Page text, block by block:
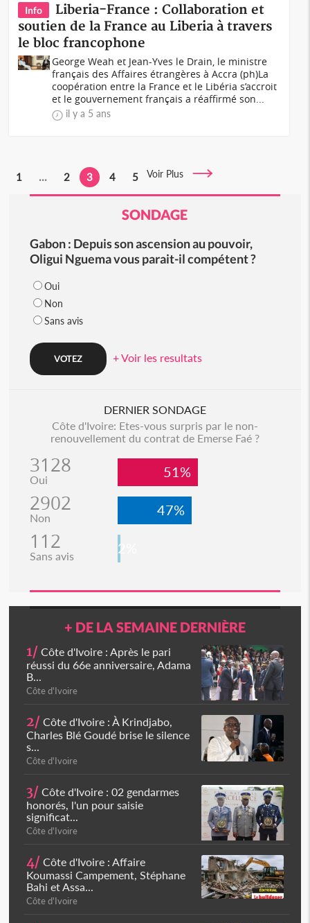
Info
Liberia-France : Collaboration et
soutien de la France au Liberia à travers
le bloc francophone
George Weah et Jean-Yves le Drain, le ministre
français des Affaires étrangères à Accra (ph)La
coopération entre la France et le Libéria s’accroit
et le gouvernement français a réaffirmé son...
il y a 5 ans
1 ... 2 3 4 5 Voir Plus
SONDAGE
Gabon : Depuis son ascension au pouvoir,
Oligui Nguema vous parait-il compétent ?
Oui
Non
Sans avis
+ Voir les resultats
DERNIER SONDAGE
Côte d'Ivoire: Etes-vous surpris par le non-
renouvellement du contrat de Emerse Faé ?
3128
Oui 51%
2902
Non 47%
112
Sans avis 2%
+ DE LA SEMAINE DERNIÈRE
1/ Côte d'Ivoire : Après le pari
réussi du 66e anniversaire, Adama
B...
Côte d'Ivoire
2/ Côte d'Ivoire : À Krindjabo,
Charles Blé Goudé brise le silence
s...
Côte d'Ivoire
3/ Côte d'Ivoire : 02 gendarmes
honorés, l'un pour saisie
significat...
Côte d'Ivoire
4/ Côte d'Ivoire : Affaire
Koumassi Campement, Stéphane
Bahi et Assa...
Côte d'Ivoire